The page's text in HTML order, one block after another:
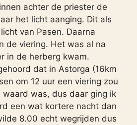
achter de priester de
het licht aanging. Dit als
van Pasen. Daarna
de viering. Het was al na
in de herberg kwam.
dat in Astorga (16km
om 12 uur een viering zou
waard was, dus daar ging ik
een wat kortere nacht dan
8.00 echt wegrijden dus